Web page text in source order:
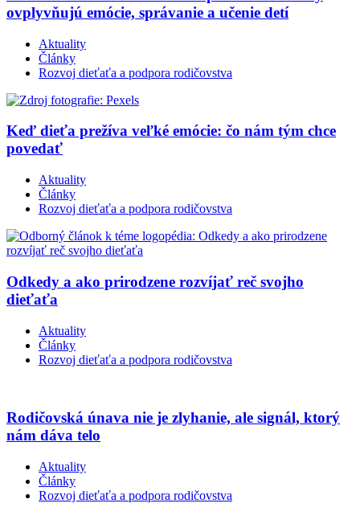
ovplyvňujú emócie, správanie a učenie detí
Aktuality
Články
Rozvoj dieťaťa a podpora rodičovstva
Keď dieťa prežíva veľké emócie: čo nám tým chce
povedať
Aktuality
Články
Rozvoj dieťaťa a podpora rodičovstva
Odkedy a ako prirodzene rozvíjať reč svojho
dieťaťa
Aktuality
Články
Rozvoj dieťaťa a podpora rodičovstva
Rodičovská únava nie je zlyhanie, ale signál, ktorý
nám dáva telo
Aktuality
Články
Rozvoj dieťaťa a podpora rodičovstva